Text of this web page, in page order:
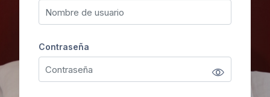
Contraseña
Contraseña